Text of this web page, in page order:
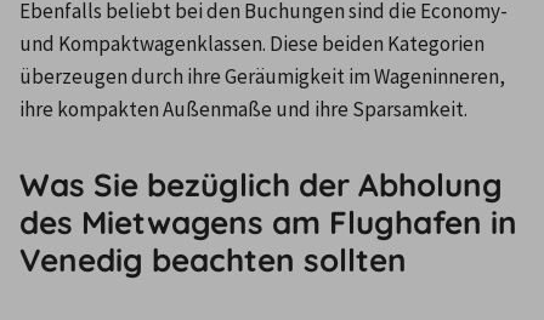
Ebenfalls beliebt bei den Buchungen sind die Economy-
und Kompaktwagenklassen. Diese beiden Kategorien
überzeugen durch ihre Geräumigkeit im Wageninneren,
ihre kompakten Außenmaße und ihre Sparsamkeit.
Was Sie bezüglich der Abholung
des Mietwagens am Flughafen in
Venedig beachten sollten